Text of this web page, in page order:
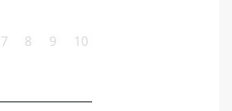
7 8 9 10